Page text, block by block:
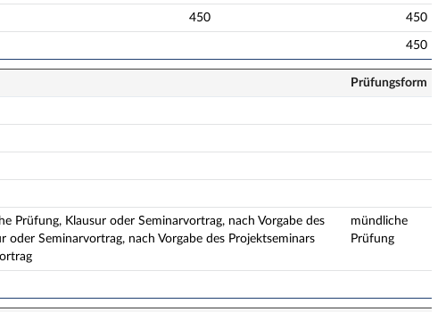
450 450
450
Prüfungsform
Prüfung, Klausur oder Seminarvortrag, nach Vorgabe des
Seminarvortrag, nach Vorgabe des Projektseminars
mündliche
Prüfung